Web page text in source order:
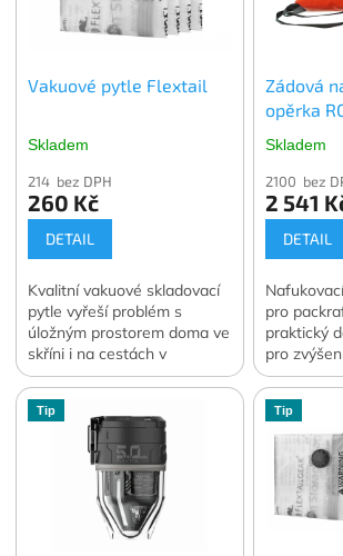
Vakuové pytle Flextail
Skladem
214 bez DPH
260 Kč
DETAIL
Kvalitní vakuové skladovací
pytle vyřeší problém s
úložným prostorem doma ve
skříni i na cestách v
zavazadle. Vakuování
dokáže zmenšit objem
skladovaného oblečení a
lůžkovin o 70 až 90 %.
Ochrání skladované věci
před prachem, vlhkostí, moly
nebo plísní ať už je
skladujete kdekoli. V balení
4 ks. vybrané velikosti.
Zádová
opěrka
Skladem
2100 bez
2 541
DETAIL
pro
praktický
pro
pádlování.
Tip Tip